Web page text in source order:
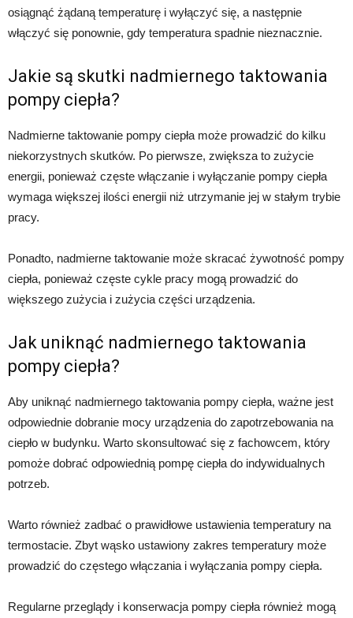
osiągnąć żądaną temperaturę i wyłączyć się, a następnie
włączyć się ponownie, gdy temperatura spadnie nieznacznie.
Jakie są skutki nadmiernego taktowania
pompy ciepła?
Nadmierne taktowanie pompy ciepła może prowadzić do kilku
niekorzystnych skutków. Po pierwsze, zwiększa to zużycie
energii, ponieważ częste włączanie i wyłączanie pompy ciepła
wymaga większej ilości energii niż utrzymanie jej w stałym trybie
pracy.
Ponadto, nadmierne taktowanie może skracać żywotność pompy
ciepła, ponieważ częste cykle pracy mogą prowadzić do
większego zużycia i zużycia części urządzenia.
Jak uniknąć nadmiernego taktowania
pompy ciepła?
Aby uniknąć nadmiernego taktowania pompy ciepła, ważne jest
odpowiednie dobranie mocy urządzenia do zapotrzebowania na
ciepło w budynku. Warto skonsultować się z fachowcem, który
pomoże dobrać odpowiednią pompę ciepła do indywidualnych
potrzeb.
Warto również zadbać o prawidłowe ustawienia temperatury na
termostacie. Zbyt wąsko ustawiony zakres temperatury może
prowadzić do częstego włączania i wyłączania pompy ciepła.
Regularne przeglądy i konserwacja pompy ciepła również mogą